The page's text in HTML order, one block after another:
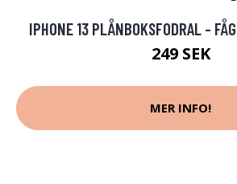
IPHONE 13 PLÅNBOKSFODRAL -
249 SEK
MER INFO!